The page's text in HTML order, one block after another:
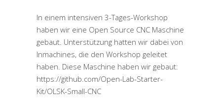
In einem intensiven 3-Tages-Workshop
haben wir eine Open Source CNC Maschine
gebaut. Unterstützung hatten wir dabei von
Inmachines, die den Workshop geleitet
haben. Diese Maschine haben wir gebaut:
https://github.com/Open-Lab-Starter-
Kit/OLSK-Small-CNC